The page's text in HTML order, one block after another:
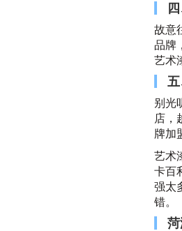
故意
品牌
艺术
别光
店，
牌加
艺术
卡百
强太
错。